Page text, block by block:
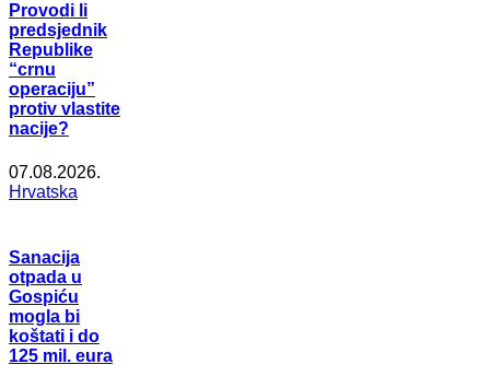
Provodi li
predsjednik
Republike
“crnu
operaciju”
protiv vlastite
nacije?
07.08.2026.
Hrvatska
Sanacija
otpada u
Gospiću
mogla bi
koštati i do
125 mil. eura